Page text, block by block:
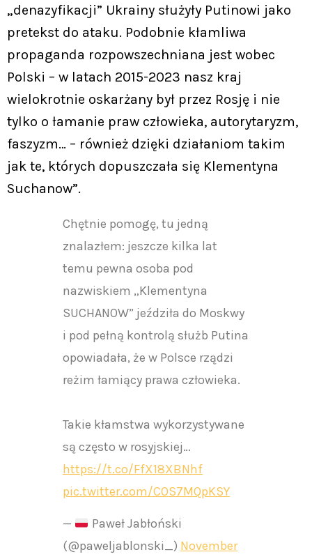
„denazyfikacji” Ukrainy służyły Putinowi jako
pretekst do ataku. Podobnie kłamliwa
propaganda rozpowszechniana jest wobec
Polski – w latach 2015-2023 nasz kraj
wielokrotnie oskarżany był przez Rosję i nie
tylko o łamanie praw człowieka, autorytaryzm,
faszyzm… – również dzięki działaniom takim
jak te, których dopuszczała się Klementyna
Suchanow”.
Chętnie pomogę, tu jedną
znalazłem: jeszcze kilka lat
temu pewna osoba pod
nazwiskiem „Klementyna
SUCHANOW” jeździła do Moskwy
i pod pełną kontrolą służb Putina
opowiadała, że w Polsce rządzi
reżim łamiący prawa człowieka.
Takie kłamstwa wykorzystywane
są często w rosyjskiej…
https://t.co/FfX18XBNhf
pic.twitter.com/COS7MQpKSY
—
Paweł Jabłoński
(@paweljablonski_) November